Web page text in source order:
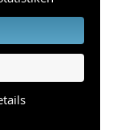
unserer